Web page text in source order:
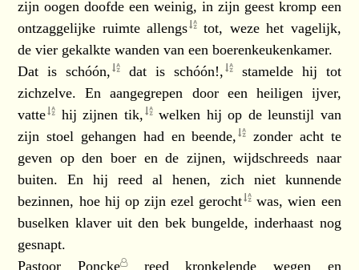
zijn oogen doofde een weinig, in zijn geest kromp een
ontzaggelijke ruimteallengs
tot, weze het vagelijk,
de vier gekalkte wanden van een boerenkeukenkamer.
Dat isschóón, dat is schóón!,
stamelde hij tot
zichzelve. En aangegrepen door een heiligen ijver,
vatte
hij zijnen tik,
welken hij op de leunstijl van
zijn stoel gehangen had enbeende,
zonder acht te
geven op den boer en de zijnen, wijdschreeds naar
buiten. En hij reed al henen, zich niet kunnende
bezinnen, hoe hij op zijn ezel gerocht
was, wien een
buselken klaver uit den bek bungelde, inderhaast nog
gesnapt.
Pastoor Poncke reed kronkelende wegen en